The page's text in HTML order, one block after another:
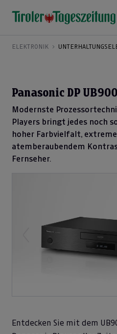
ELEKTRONIK
Panasonic DP
Modernste
Players bringt jedes noch
hoher Farbvielfalt,
atemberaubendem
Fernseher.
Previous
Entdecken Sie mit dem